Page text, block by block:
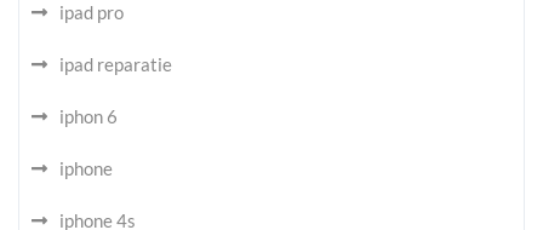
ipad pro
ipad reparatie
iphon 6
iphone
iphone 4s